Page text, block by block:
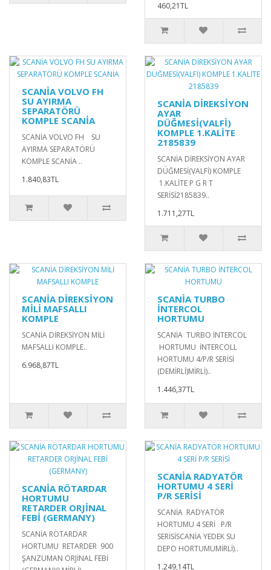
460,21TL
SCANİA VOLVO FH
SU AYIRMA
SEPARATÖRÜ
KOMPLE SCANİA
SCANİA VOLVO FH SU
AYIRMA SEPARATÖRÜ
KOMPLE SCANİA ..
1.840,83TL
SCANİA DİREKSİYON
AYAR
DÜĞMESİ(VALFİ)
KOMPLE 1.KALİTE
2185839
SCANİA DİREKSİYON AYAR
DÜĞMESİ(VALFİ) KOMPLE
1.KALİTE P G R T
SERİSİ2185839..
1.711,27TL
SCANİA DİREKSİYON
MİLİ MAFSALLI
KOMPLE
SCANİA DİREKSİYON MİLİ
MAFSALLI KOMPLE..
6.968,87TL
SCANİA TURBO
İNTERCOL
HORTUMU
SCANİA TURBO İNTERCOL
HORTUMU İNTERCOLL
HORTUMU 4/P/R SERİSİ
(DEMİRLİ)MİRLİ)..
1.446,37TL
SCANİA RÖTARDAR
HORTUMU
RETARDER ORJİNAL
FEBİ (GERMANY)
SCANİA RÖTARDAR
HORTUMU RETARDER 900
ŞANZUMAN ORJİNAL FEBİ
SCANİA RADYATÖR
HORTUMU 4 SERİ
P/R SERİSİ
SCANİA RADYATÖR
HORTUMU 4 SERİ P/R
SERİSİSCANİA YEDEK SU
DEPO HORTUMUMİRLİ)..
1.249,14TL